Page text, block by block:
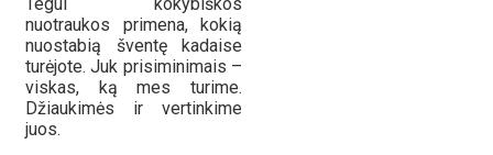
nuotraukos primena, kokią
nuostabią šventę kadaise
turėjote. Juk prisiminimais –
viskas, ką mes turime.
Džiaukimės ir vertinkime
juos.